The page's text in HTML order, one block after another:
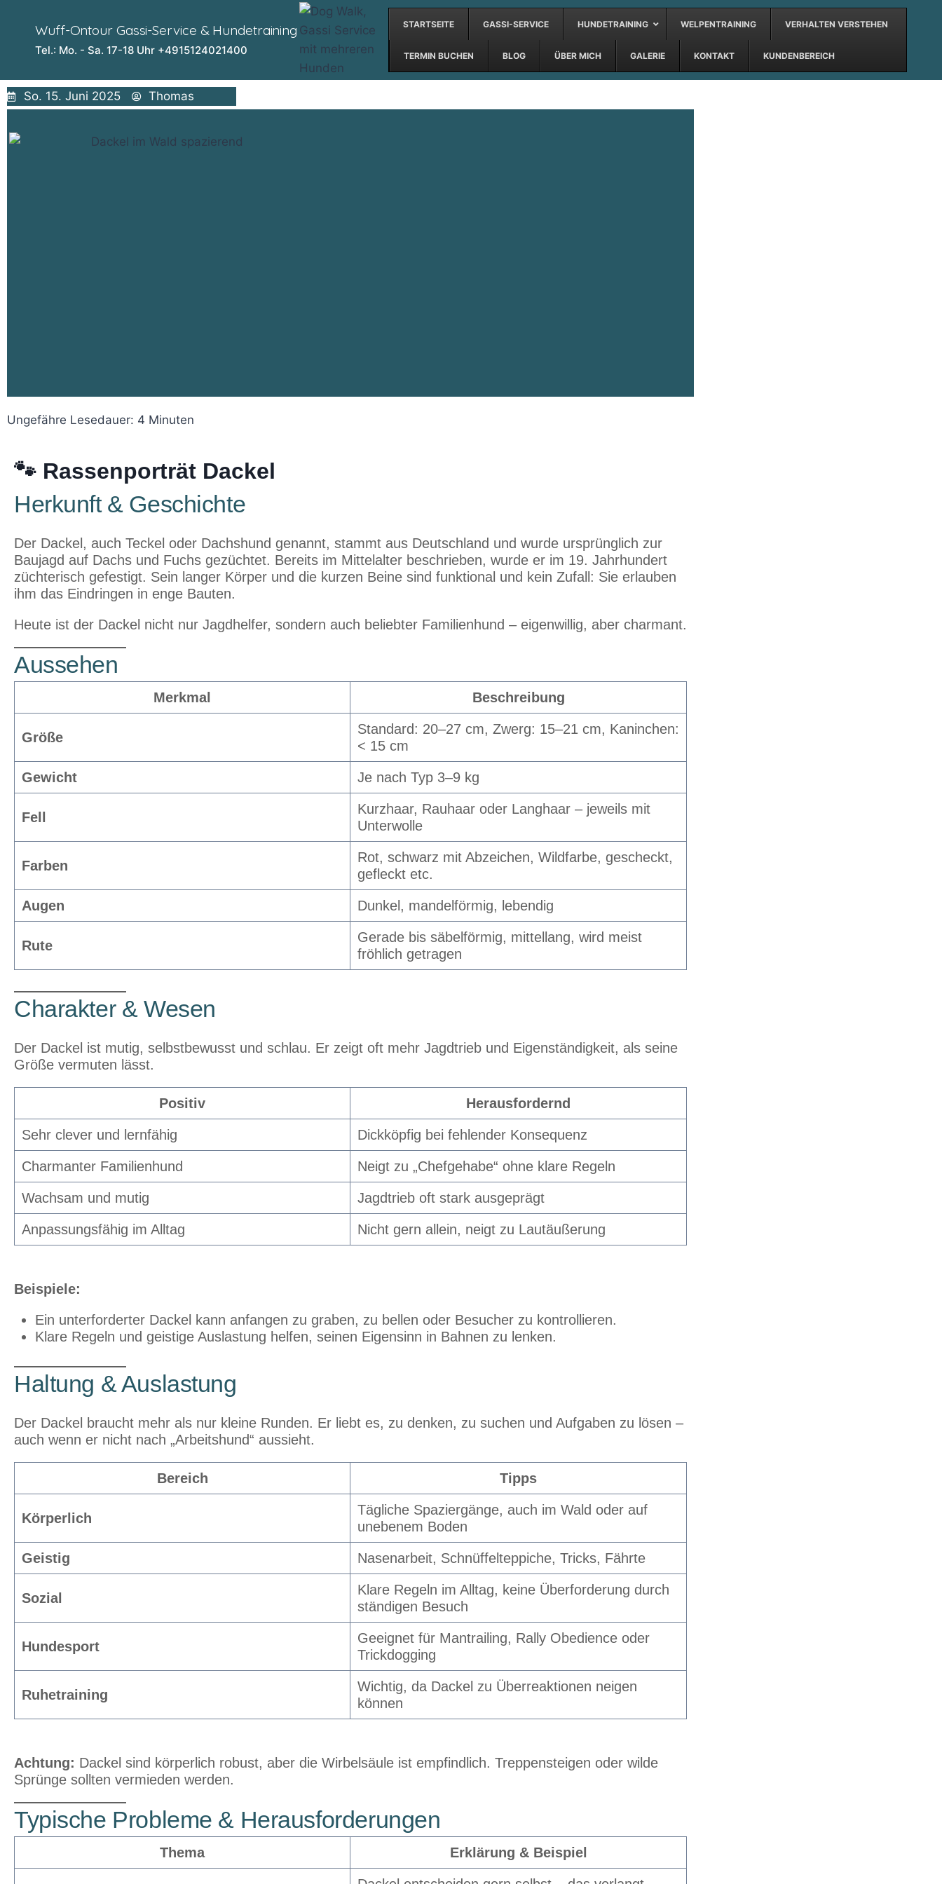
Wuff-Ontour Gassi-Service & Hundetraining
Tel.: Mo. - Sa. 17-18 Uhr +4915124021400
STARTSEITE GASSI-SERVICE HUNDETRAINING WELPENTRAINING VERHALTEN VERSTEHEN
TERMIN BUCHEN BLOG ÜBER MICH GALERIE KONTAKT KUNDENBEREICH
So. 15. Juni 2025 Thomas
Ungefähre Lesedauer: 4 Minuten
🐾 Rassenporträt Dackel
Herkunft & Geschichte
Der Dackel, auch Teckel oder Dachshund genannt, stammt aus Deutschland und wurde ursprünglich zur
Baujagd auf Dachs und Fuchs gezüchtet. Bereits im Mittelalter beschrieben, wurde er im 19. Jahrhundert
züchterisch gefestigt. Sein langer Körper und die kurzen Beine sind funktional und kein Zufall: Sie erlauben
ihm das Eindringen in enge Bauten.
Heute ist der Dackel nicht nur Jagdhelfer, sondern auch beliebter Familienhund – eigenwillig, aber charmant.
Aussehen
Merkmal Beschreibung
Größe
Standard: 20–27 cm, Zwerg: 15–21 cm, Kaninchen:
< 15 cm
Gewicht Je nach Typ 3–9 kg
Fell
Kurzhaar, Rauhaar oder Langhaar – jeweils mit
Unterwolle
Farben
Rot, schwarz mit Abzeichen, Wildfarbe, gescheckt,
gefleckt etc.
Augen Dunkel, mandelförmig, lebendig
Rute
Gerade bis säbelförmig, mittellang, wird meist
fröhlich getragen
Charakter & Wesen
Der Dackel ist mutig, selbstbewusst und schlau. Er zeigt oft mehr Jagdtrieb und Eigenständigkeit, als seine
Größe vermuten lässt.
Positiv Herausfordernd
Sehr clever und lernfähig Dickköpfig bei fehlender Konsequenz
Charmanter Familienhund Neigt zu „Chefgehabe“ ohne klare Regeln
Wachsam und mutig Jagdtrieb oft stark ausgeprägt
Anpassungsfähig im Alltag Nicht gern allein, neigt zu Lautäußerung
Beispiele:
Ein unterforderter Dackel kann anfangen zu graben, zu bellen oder Besucher zu kontrollieren.
Klare Regeln und geistige Auslastung helfen, seinen Eigensinn in Bahnen zu lenken.
Haltung & Auslastung
Der Dackel braucht mehr als nur kleine Runden. Er liebt es, zu denken, zu suchen und Aufgaben zu lösen –
auch wenn er nicht nach „Arbeitshund“ aussieht.
Bereich Tipps
Körperlich
Tägliche Spaziergänge, auch im Wald oder auf
unebenem Boden
Geistig Nasenarbeit, Schnüffelteppiche, Tricks, Fährte
Sozial
Klare Regeln im Alltag, keine Überforderung durch
ständigen Besuch
Hundesport
Geeignet für Mantrailing, Rally Obedience oder
Trickdogging
Ruhetraining
Wichtig, da Dackel zu Überreaktionen neigen
können
Achtung: Dackel sind körperlich robust, aber die Wirbelsäule ist empfindlich. Treppensteigen oder wilde
Sprünge sollten vermieden werden.
Typische Probleme & Herausforderungen
Thema Erklärung & Beispiel